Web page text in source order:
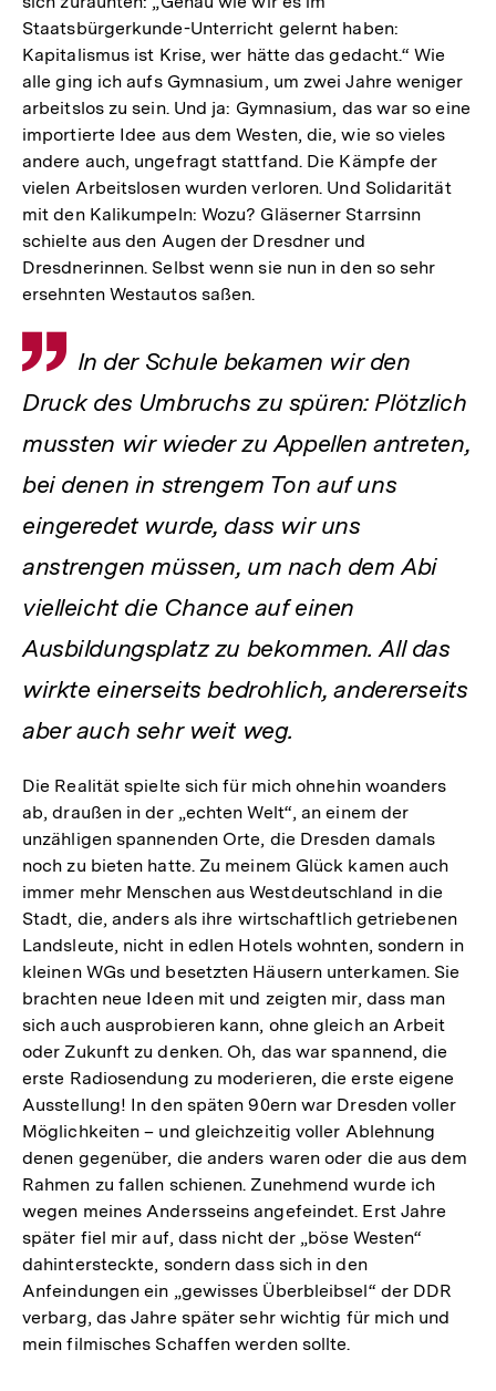
Staatsbürgerkunde-Unterricht gelernt haben:
Kapitalismus ist Krise, wer hätte das gedacht.“ Wie
alle ging ich aufs Gymnasium, um zwei Jahre weniger
arbeitslos zu sein. Und ja: Gymnasium, das war so eine
importierte Idee aus dem Westen, die, wie so vieles
andere auch, ungefragt stattfand. Die Kämpfe der
vielen Arbeitslosen wurden verloren. Und Solidarität
mit den Kalikumpeln: Wozu? Gläserner Starrsinn
schielte aus den Augen der Dresdner und
Dresdnerinnen. Selbst wenn sie nun in den so sehr
ersehnten Westautos saßen.
Zitat
In der Schule bekamen wir den
Druck des Umbruchs zu spüren: Plötzlich
mussten wir wieder zu Appellen antreten,
bei denen in strengem Ton auf uns
eingeredet wurde, dass wir uns
anstrengen müssen, um nach dem Abi
vielleicht die Chance auf einen
Ausbildungsplatz zu bekommen. All das
wirkte einerseits bedrohlich, andererseits
aber auch sehr weit weg.
Die Realität spielte sich für mich ohnehin woanders
ab, draußen in der „echten Welt“, an einem der
unzähligen spannenden Orte, die Dresden damals
noch zu bieten hatte. Zu meinem Glück kamen auch
immer mehr Menschen aus Westdeutschland in die
Stadt, die, anders als ihre wirtschaftlich getriebenen
Landsleute, nicht in edlen Hotels wohnten, sondern in
kleinen WGs und besetzten Häusern unterkamen. Sie
brachten neue Ideen mit und zeigten mir, dass man
sich auch ausprobieren kann, ohne gleich an Arbeit
oder Zukunft zu denken. Oh, das war spannend, die
erste Radiosendung zu moderieren, die erste eigene
Ausstellung! In den späten 90ern war Dresden voller
Möglichkeiten – und gleichzeitig voller Ablehnung
denen gegenüber, die anders waren oder die aus dem
Rahmen zu fallen schienen. Zunehmend wurde ich
wegen meines Andersseins angefeindet. Erst Jahre
später fiel mir auf, dass nicht der „böse Westen“
dahintersteckte, sondern dass sich in den
Anfeindungen ein „gewisses Überbleibsel“ der DDR
verbarg, das Jahre später sehr wichtig für mich und
mein filmisches Schaffen werden sollte.